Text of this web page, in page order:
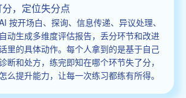
，定位失分点
按开场白、探询、信息传递、异议处理、
动生成多维度评估报告，丢分环节和改进
里的具体动作。每个人拿到的是基于自己
断和处方，练完即知在哪个环节失了分，
么提升能力，让每一次练习都练有所得。